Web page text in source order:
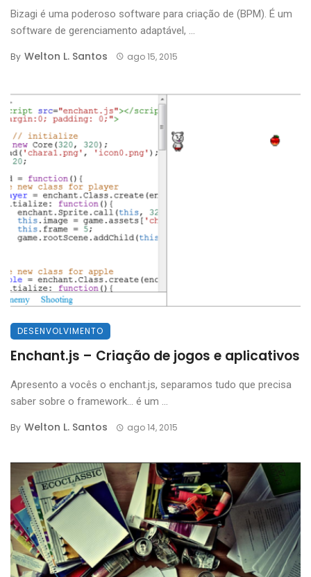
Bizagi é uma poderoso software para criação de (BPM). É um
software de gerenciamento adaptável, ...
By Welton L. Santos ago 15, 2015
DESENVOLVIMENTO
Enchant.js – Criação de jogos e aplicativos
Apresento a vocês o enchant.js, separamos tudo que precisa
saber sobre o framework… é um ...
By Welton L. Santos ago 14, 2015